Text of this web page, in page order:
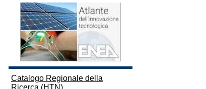
Catalogo Regionale della
Ricerca (HTN)